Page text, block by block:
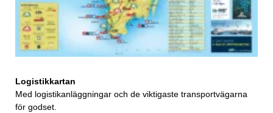
Logistikkartan
Med logistikanläggningar och de viktigaste transportvägarna
för godset.